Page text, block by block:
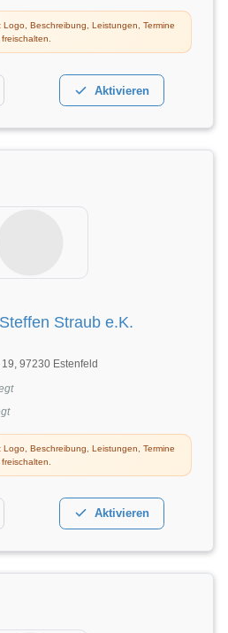
Logo, Beschreibung, Leistungen, Termine
Aktivieren
Straub e.K.
19, 97230 Estenfeld
Logo, Beschreibung, Leistungen, Termine
Aktivieren